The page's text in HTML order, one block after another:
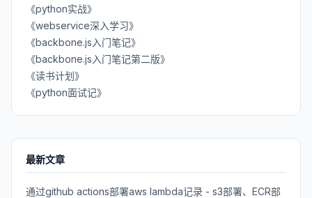
《python实战》
《webservice深入学习》
《backbone.js入门笔记》
《backbone.js入门笔记第二版》
《读书计划》
《python面试记》
最新文章
通过github actions部署aws lambda记录 - s3部署、ECR部